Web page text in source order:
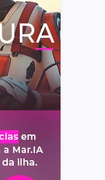
de carro
World:
o Seu